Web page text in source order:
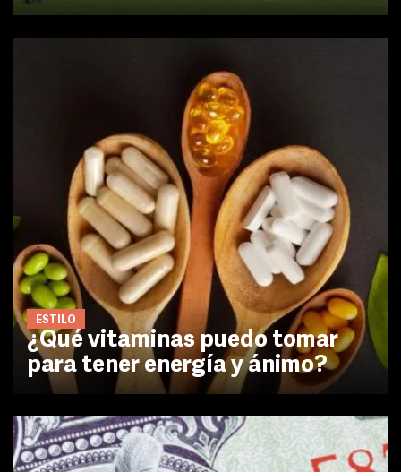
ESTILO
¿Qué vitaminas puedo tomar
para tener energía y ánimo?